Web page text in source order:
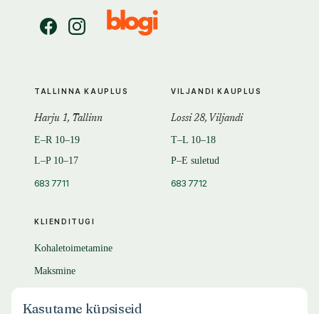
KLIENDITUGI
Kohaletoimetamine
Maksmine
TALLINNA KAUPLUS
Harju 1, Tallinn
E–R 10–19
L–P 10–17
683 7711
VILJANDI KAUPLUS
Lossi 28, Viljandi
T–L 10–18
P–E suletud
683 7712
Kasutame küpsiseid